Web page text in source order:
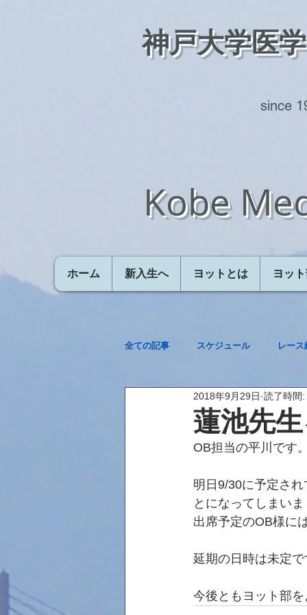
神戸大学医
​​since
Kobe
ホーム 新入生へ ヨットとは ヨッ
全ての記事 スケジュール レース
2023西医体@琵琶湖
蓮池先
2018年9月29日 読了時間
OB担当の平川です
明日9/30に予定さ
とになってしまい
出席予定のOB様に
延期の日時は未定
今後ともヨット部